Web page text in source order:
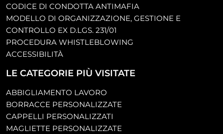
CODICE DI CONDOTTA ANTIMAFIA
MODELLO DI ORGANIZZAZIONE, GESTIONE E
CONTROLLO EX D.LGS. 231/01
PROCEDURA WHISTLEBLOWING
ACCESSIBILITÀ
LE CATEGORIE PIÙ VISITATE
ABBIGLIAMENTO LAVORO
BORRACCE PERSONALIZZATE
CAPPELLI PERSONALIZZATI
MAGLIETTE PERSONALIZZATE